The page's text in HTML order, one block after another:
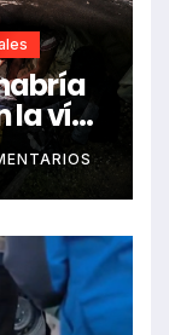
la vía